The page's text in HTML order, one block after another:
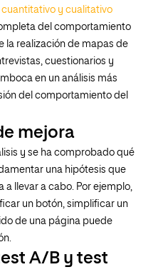
cuantitativo y cualitativo
del comportamiento
la realización de mapas de
cuestionarios y
en un análisis más
del comportamiento del
mejora
y se ha comprobado qué
una hipótesis que
a llevar a cabo. Por ejemplo,
un botón, simplificar un
de una página puede
A/B y test